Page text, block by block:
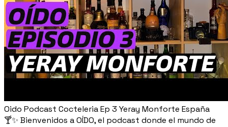
Oido Podcast Cocteleria Ep 3 Yeray Monforte España
🍸✨ Bienvenidos a OÍDO, el podcast donde el mundo de